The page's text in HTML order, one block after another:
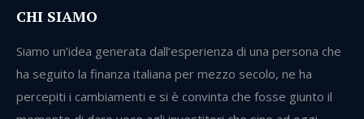
CHI SIAMO
Siamo un’idea generata dall’esperienza di una persona che
ha seguito la finanza italiana per mezzo secolo, ne ha
percepiti i cambiamenti e si è convinta che fosse giunto il